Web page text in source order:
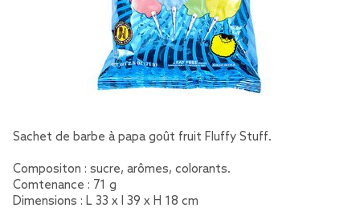
Sachet de barbe à papa goût fruit Fluffy Stuff.
Compositon : sucre, arômes, colorants.
Comtenance : 71 g
Dimensions : L 33 x l 39 x H 18 cm